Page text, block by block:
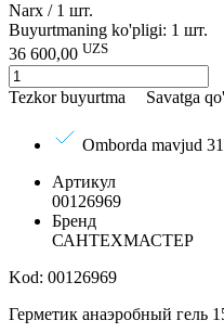
Narx / 1 шт.
Buyurtmaning ko'pligi: 1 шт.
36 600,00 UZS
Tezkor buyurtma Savatga
Omborda mavjud
Артикул
00126969
Бренд
САНТЕХМАСТЕР
Kod: 00126969
Герметик анаэробный